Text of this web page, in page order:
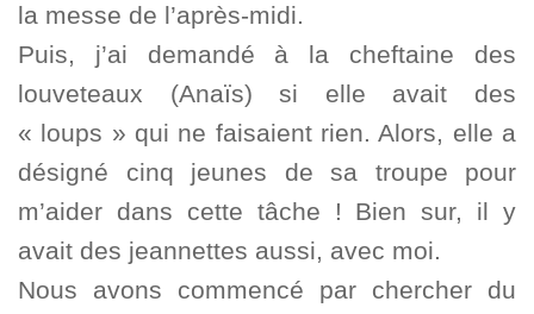
la messe de l’après-midi.
Puis, j’ai demandé à la cheftaine des
louveteaux (Anaïs) si elle avait des
« loups » qui ne faisaient rien. Alors, elle a
désigné cinq jeunes de sa troupe pour
m’aider dans cette tâche ! Bien sur, il y
avait des jeannettes aussi, avec moi.
Nous avons commencé par chercher du